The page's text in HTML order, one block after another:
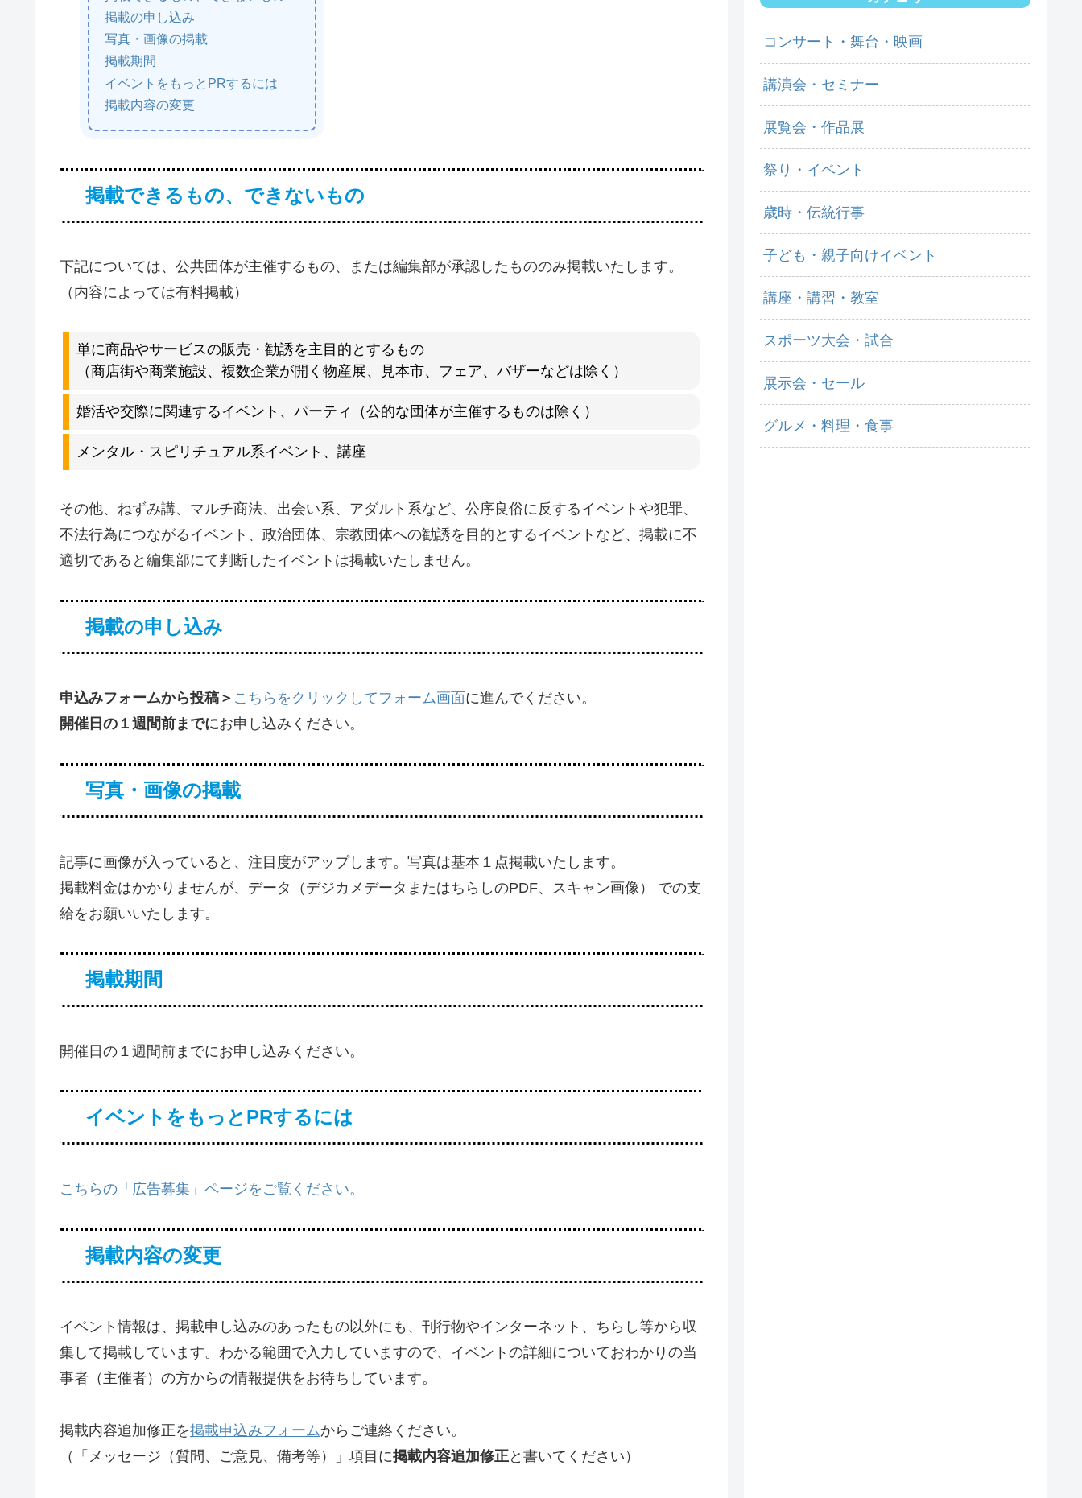
掲載の申し込み
写真・画像の掲載
掲載期間
イベントをもっとPRするには
掲載内容の変更
掲載できるもの、できないもの
下記については、公共団体が主催するもの、または編集部が承認したもののみ掲載いたします。
（内容によっては有料掲載）
単に商品やサービスの販売・勧誘を主目的とするもの
（商店街や商業施設、複数企業が開く物産展、見本市、フェア、バザーなどは除く）
婚活や交際に関連するイベント、パーティ（公的な団体が主催するものは除く）
メンタル・スピリチュアル系イベント、講座
その他、ねずみ講、マルチ商法、出会い系、アダルト系など、公序良俗に反するイベントや犯罪、
不法行為につながるイベント、政治団体、宗教団体への勧誘を目的とするイベントなど、掲載に不
適切であると編集部にて判断したイベントは掲載いたしません。
掲載の申し込み
申込みフォームから投稿＞ こちらをクリックしてフォーム画面に進んでください。
開催日の１週間前までにお申し込みください。
写真・画像の掲載
記事に画像が入っていると、注目度がアップします。写真は基本１点掲載いたします。
掲載料金はかかりませんが、データ（デジカメデータまたはちらしのPDF、スキャン画像） での支
給をお願いいたします。
掲載期間
開催日の１週間前までにお申し込みください。
イベントをもっとPRするには
こちらの「広告募集」ページをご覧ください。
掲載内容の変更
イベント情報は、掲載申し込みのあったもの以外にも、刊行物やインターネット、ちらし等から収
集して掲載しています。わかる範囲で入力していますので、イベントの詳細についておわかりの当
事者（主催者）の方からの情報提供をお待ちしています。
掲載内容追加修正を掲載申込みフォームからご連絡ください。
（「メッセージ（質問、ご意見、備考等）」項目に掲載内容追加修正と書いてください）
コンサート・舞台・映画
講演会・セミナー
展覧会・作品展
祭り・イベント
歳時・伝統行事
子ども・親子向けイベント
講座・講習・教室
スポーツ大会・試合
展示会・セール
グルメ・料理・食事